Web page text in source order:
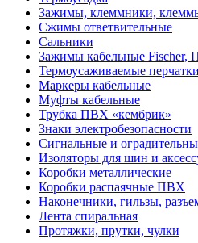
Зажимы, клеммники,
Сжимы ответвительные
Сальники
Зажимы кабельные Fischer,
Термоусаживаемые перчатки
Маркеры кабельные
Муфты кабельные
Трубка ПВХ «кембрик»
Знаки электробезопасности
Сигнальные и
Изоляторы для шин и
Коробки металлические
Коробки распаячные ПВХ
Наконечники, гильзы,
Лента спиральная
Протяжки, прутки, чулки